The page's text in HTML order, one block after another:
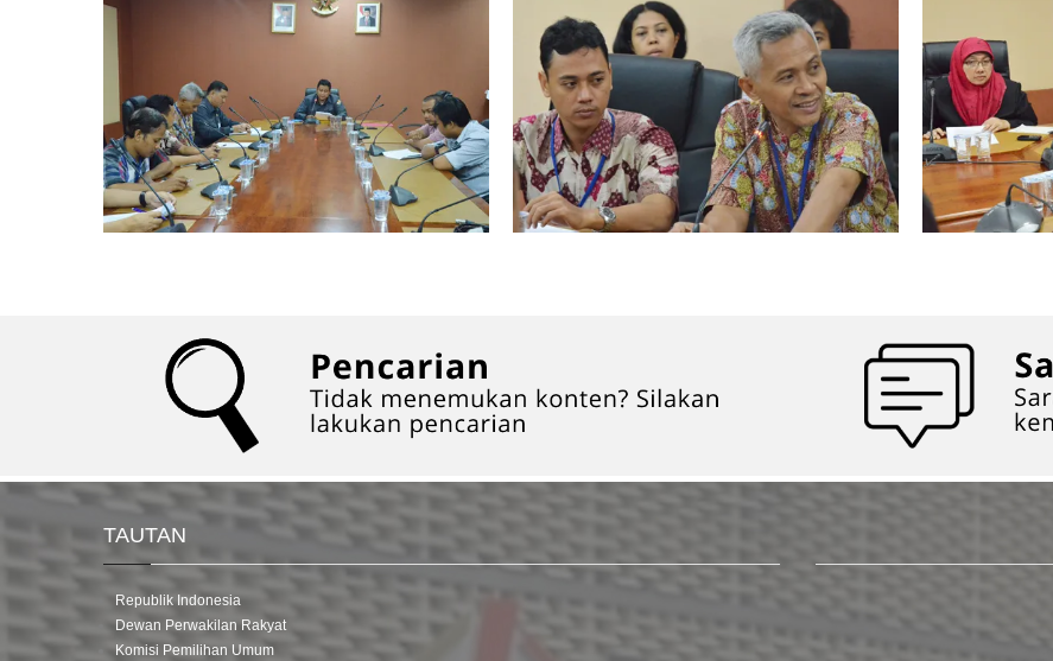
TAUTAN
Republik Indonesia
Dewan Perwakilan Rakyat
Komisi Pemilihan Umum